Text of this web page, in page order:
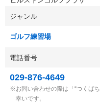
ジャンル
ゴルフ練習場
電話番号
029-876-4649
お問い合わせの際は「“つくば
幸いです。